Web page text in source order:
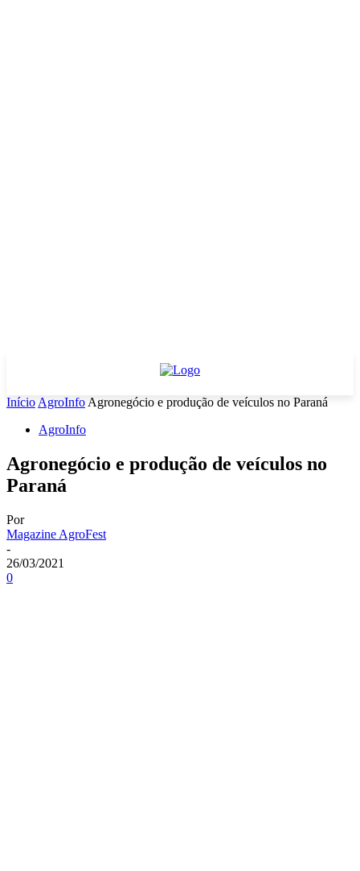
Início AgroInfo Agronegócio e produção de veículos no Paraná
AgroInfo
Agronegócio e produção de veículos no
Paraná
Por
Magazine AgroFest
-
26/03/2021
0